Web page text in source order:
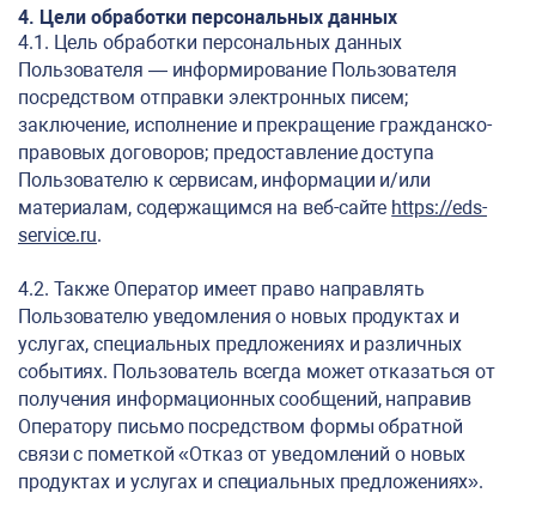
4. Цели обработки персональных данных
4.1. Цель обработки персональных данных
Пользователя — информирование Пользователя
посредством отправки электронных писем;
заключение, исполнение и прекращение гражданско-
правовых договоров; предоставление доступа
Пользователю к сервисам, информации и/или
материалам, содержащимся на веб-сайте https://eds-
service.ru.
4.2. Также Оператор имеет право направлять
Пользователю уведомления о новых продуктах и
услугах, специальных предложениях и различных
событиях. Пользователь всегда может отказаться от
получения информационных сообщений, направив
Оператору письмо посредством формы обратной
связи с пометкой «Отказ от уведомлений о новых
продуктах и услугах и специальных предложениях».